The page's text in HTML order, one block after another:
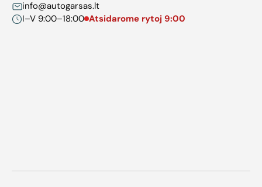
info@autogarsas.lt
I–V 9:00–18:00 Atsidarome rytoj 9:00